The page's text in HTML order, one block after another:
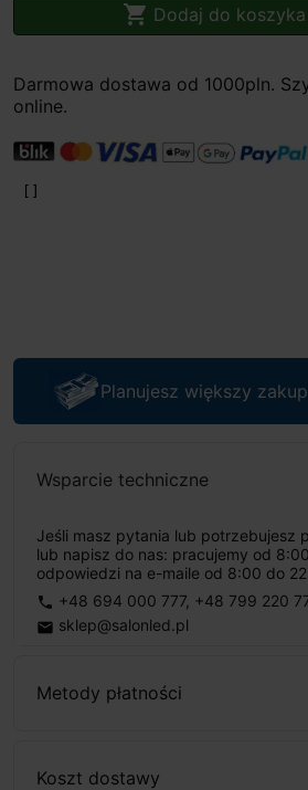
 Dodaj do koszyka
Darmowa dostawa od 1000pln.
online.
Planujesz większy
Wsparcie techniczne
Jeśli masz pytania lub potrzebujesz
lub napisz do nas: pracujemy od
odpowiedzi na e-maile od 8:00 do
phone +48 694 000 777, +48 799 220
email sklep@salonled.pl
Metody płatności
Koszt dostawy